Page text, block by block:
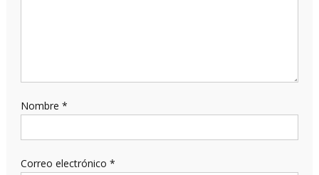
Nombre *
Correo electrónico *